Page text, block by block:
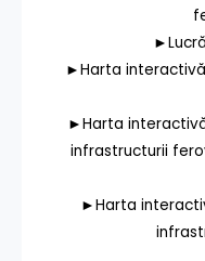
►Harta
►Harta
infrastructurii
►Harta